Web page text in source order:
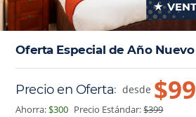
Oferta Especial de Año Nuevo
Precio en Oferta:desde $99
Ahorra:$300 Precio Estándar:$399